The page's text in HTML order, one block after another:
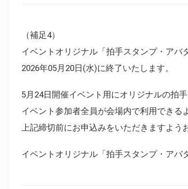
（補足4）
イベントオリジナル「拍手スタンプ・アバ
2026年05月20日(水)に終了いたします。
5月24日開催イベント用にオリジナルの拍
イベント参加者全員が会場内で利用できる
上記締切前にお申込みをいただきますよう
イベントオリジナル「拍手スタンプ・アバ